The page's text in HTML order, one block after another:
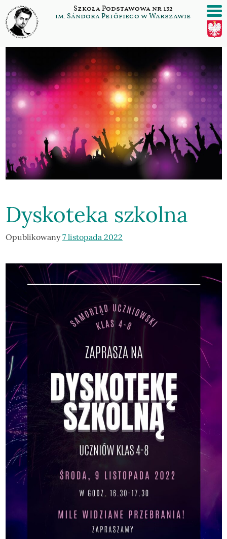
Szukaj:
/>
Przejdź
do
treści
Szkoła Podstawowa nr 132
im. Sándora Petőfiego w Warszawie
Dyskoteka szkolna
Opublikowany7 listopada 2022